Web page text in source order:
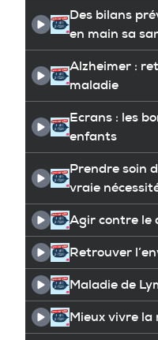
Des bilans
en main sa
Alzheimer :
maladie
Ecrans : les
enfants
Prendre soin
vraie
Agir contre le
Retrouver
Maladie de
Mieux vivre la